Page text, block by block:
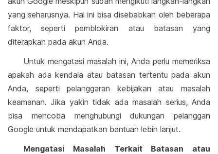
yang seharusnya. Hal ini bisa disebabkan oleh beberapa
faktor, seperti pemblokiran atau batasan yang
diterapkan pada akun Anda.
Untuk mengatasi masalah ini, Anda perlu memeriksa
apakah ada kendala atau batasan tertentu pada akun
Anda, seperti pelanggaran kebijakan atau masalah
keamanan. Jika yakin tidak ada masalah serius, Anda
bisa mencoba menghubungi dukungan pelanggan
Google untuk mendapatkan bantuan lebih lanjut.
Mengatasi Masalah Terkait Batasan atau